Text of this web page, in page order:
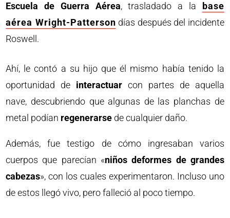
Escuela de Guerra Aérea, trasladado a la
base
aérea Wright-Patterson días después del incidente
Roswell.
Ahí, le contó a su hijo que él mismo había tenido la
oportunidad de interactuar con partes de aquella
nave, descubriendo que algunas de las planchas de
metal podían regenerarse de cualquier daño.
Además, fue testigo de cómo ingresaban varios
cuerpos que parecían «niños deformes de grandes
cabezas», con los cuales experimentaron. Incluso uno
de estos llegó vivo, pero falleció al poco tiempo.